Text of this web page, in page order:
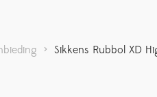
> Sikkens Rubbol XD